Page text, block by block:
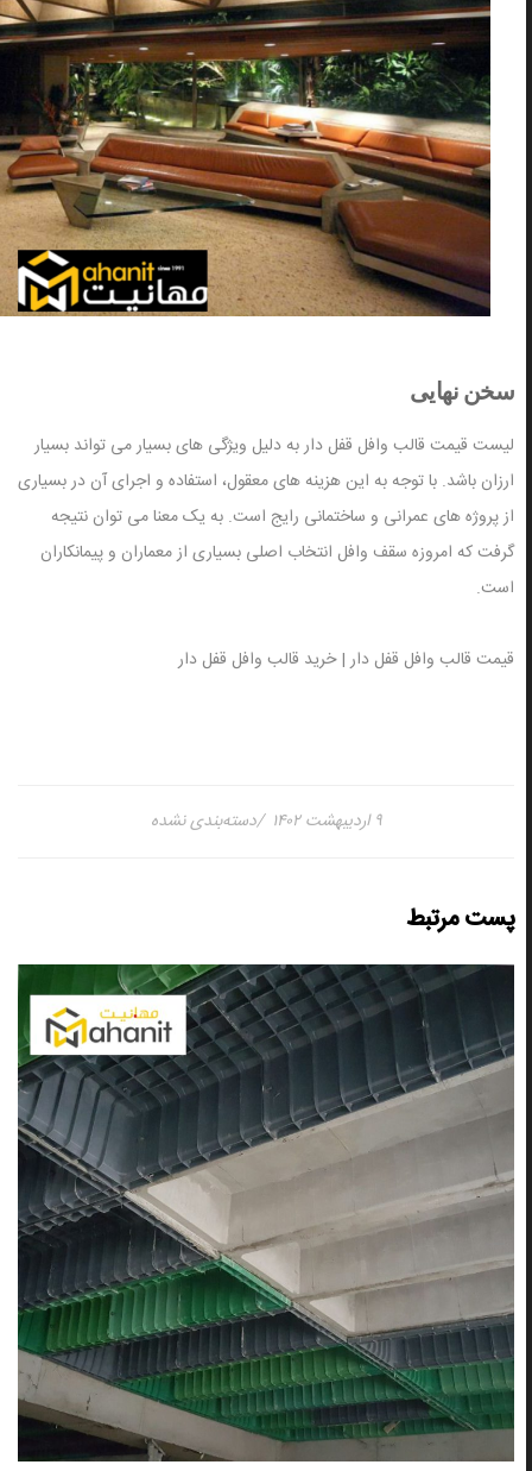
سخن نهایی
لیست قیمت قالب وافل قفل دار به دلیل ویژگی های بسیار می تواند بسیار
ارزان باشد. با توجه به این هزینه های معقول، استفاده و اجرای آن در بسیاری
از پروژه های عمرانی و ساختمانی رایج است. به یک معنا می توان نتیجه
گرفت که امروزه سقف وافل انتخاب اصلی بسیاری از معماران و پیمانکاران
است.
قیمت قالب وافل قفل دار | خرید قالب وافل قفل دار
۹ اردیبهشت ۱۴۰۲ دسته‌بندی نشده
پست مرتبط